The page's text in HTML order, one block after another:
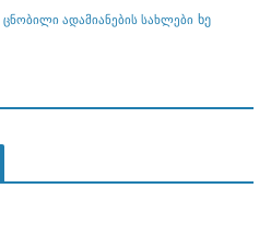
ცნობილი ადამიანების სახლები ხე